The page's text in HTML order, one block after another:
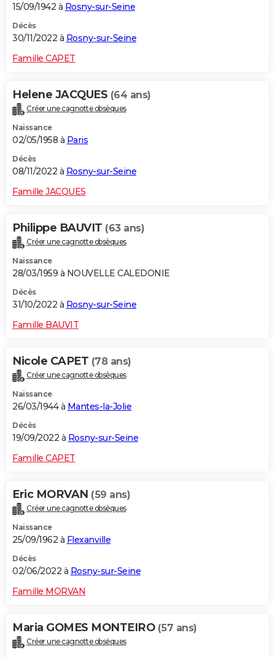
15/09/1942 à Rosny-sur-Seine
Décès
30/11/2022 à Rosny-sur-Seine
Famille CAPET
Helene JACQUES (64 ans)
Créer une cagnotte obsèques
Naissance
02/05/1958 à Paris
Décès
08/11/2022 à Rosny-sur-Seine
Famille JACQUES
Philippe BAUVIT (63 ans)
Créer une cagnotte obsèques
Naissance
28/03/1959 à NOUVELLE CALEDONIE
Décès
31/10/2022 à Rosny-sur-Seine
Famille BAUVIT
Nicole CAPET (78 ans)
Créer une cagnotte obsèques
Naissance
26/03/1944 à Mantes-la-Jolie
Décès
19/09/2022 à Rosny-sur-Seine
Famille CAPET
Eric MORVAN (59 ans)
Créer une cagnotte obsèques
Naissance
25/09/1962 à Flexanville
Décès
02/06/2022 à Rosny-sur-Seine
Famille MORVAN
Maria GOMES MONTEIRO (57 ans)
Créer une cagnotte obsèques